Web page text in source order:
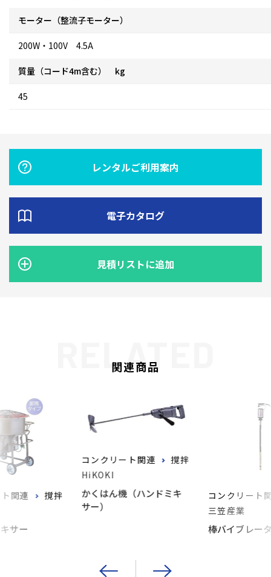
モーター（整流子モーター）
200W・100V 4.5A
質量（コード4m含む） kg
45
レンタルご利用案内
電子カタログ
見積リストに追加
関連商品
関連 撹拌
サー
コンクリート関連
撹拌
HiKOKI
かくはん機（ハンドミキ
サー）
コンクリート
三笠産業
棒バイブレー